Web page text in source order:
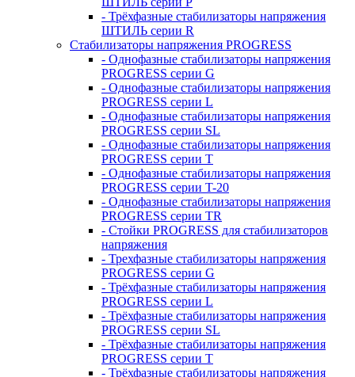
- Трёхфазные стабилизаторы напряжения
ШТИЛЬ серии R
Стабилизаторы напряжения PROGRESS
- Однофазные стабилизаторы напряжения
PROGRESS серии G
- Однофазные стабилизаторы напряжения
PROGRESS серии L
- Однофазные стабилизаторы напряжения
PROGRESS серии SL
- Однофазные стабилизаторы напряжения
PROGRESS серии T
- Однофазные стабилизаторы напряжения
PROGRESS серии T-20
- Однофазные стабилизаторы напряжения
PROGRESS серии TR
- Стойки PROGRESS для стабилизаторов
напряжения
- Трехфазные стабилизаторы напряжения
PROGRESS серии G
- Трёхфазные стабилизаторы напряжения
PROGRESS серии L
- Трёхфазные стабилизаторы напряжения
PROGRESS серии SL
- Трёхфазные стабилизаторы напряжения
PROGRESS серии T
- Трёхфазные стабилизаторы напряжения